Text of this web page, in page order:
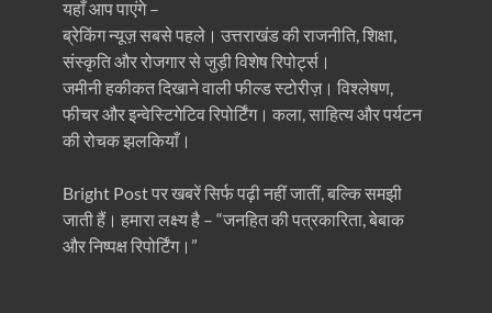
यहाँ आप पाएंगे –
ब्रेकिंग न्यूज़ सबसे पहले। उत्तराखंड की राजनीति, शिक्षा,
संस्कृति और रोजगार से जुड़ी विशेष रिपोर्ट्स।
जमीनी हकीकत दिखाने वाली फील्ड स्टोरीज़। विश्लेषण,
फीचर और इन्वेस्टिगेटिव रिपोर्टिंग। कला, साहित्य और पर्यटन
की रोचक झलकियाँ।
Bright Post पर खबरें सिर्फ पढ़ी नहीं जातीं, बल्कि समझी
जाती हैं। हमारा लक्ष्य है – “जनहित की पत्रकारिता, बेबाक
और निष्पक्ष रिपोर्टिंग।”